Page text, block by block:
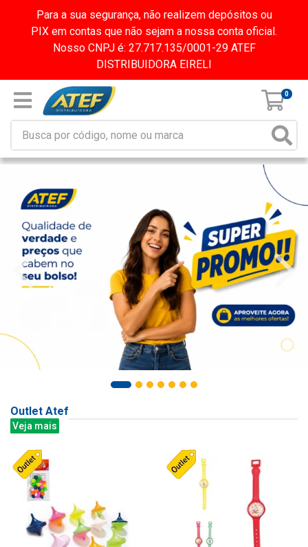
Para a sua segurança, não realizem depósitos ou
PIX em contas que não sejam a nossa conta oficial.
Nosso CNPJ é: 27.717.135/0001-29 ATEF
DISTRIBUIDORA EIRELI
0
Outlet Atef
Veja mais